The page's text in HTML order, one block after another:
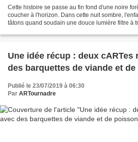
Cette histoire se passe au fin fond d'une noire
coucher à l'horizon. Dans cette nuit sombre,
tâtons quand soudain une douce lumière filtre à
Une idée récup : deux cARTes
des barquettes de viande et
Publié le 23/07/2019 à 06:30
Par ARTournadre